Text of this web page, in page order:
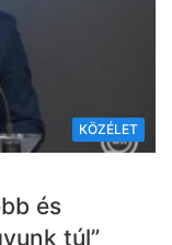
KÖZÉLET
és
túl”